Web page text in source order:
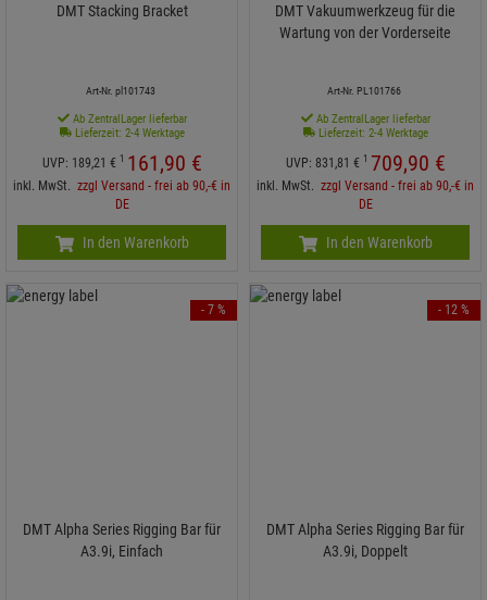
DMT Stacking Bracket
Art-Nr. pl101743
Ab ZentralLager lieferbar
Lieferzeit: 2-4 Werktage
UVP: 189,21 € 1 161,90 €
inkl. MwSt. zzgl Versand - frei ab 90,-€ in
DE
In den Warenkorb
DMT Vakuumwerkzeug für die
Wartung von der Vorderseite
Art-Nr. PL101766
Ab ZentralLager lieferbar
Lieferzeit: 2-4 Werktage
UVP: 831,81 € 1 709,90 €
inkl. MwSt. zzgl Versand - frei ab 90,-€ in
DE
In den Warenkorb
DMT Alpha Series Rigging Bar für
A3.9i, Einfach
- 7 %
DMT Alpha Series Rigging Bar für
A3.9i, Doppelt
- 12 %